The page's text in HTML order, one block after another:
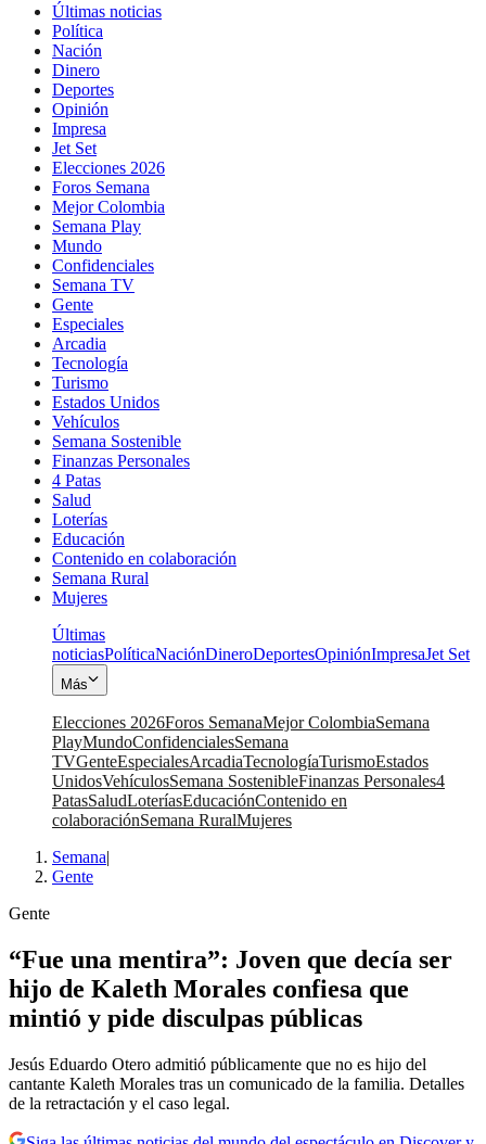
Últimas noticias
Política
Nación
Dinero
Deportes
Opinión
Impresa
Jet Set
Elecciones 2026
Foros Semana
Mejor Colombia
Semana Play
Mundo
Confidenciales
Semana TV
Gente
Especiales
Arcadia
Tecnología
Turismo
Estados Unidos
Vehículos
Semana Sostenible
Finanzas Personales
4 Patas
Salud
Loterías
Educación
Contenido en colaboración
Semana Rural
Mujeres
Últimas
noticiasPolíticaNaciónDineroDeportesOpiniónImpresaJet Set
Más
Elecciones 2026Foros SemanaMejor ColombiaSemana
PlayMundoConfidencialesSemana
TVGenteEspecialesArcadiaTecnologíaTurismoEstados
UnidosVehículosSemana SostenibleFinanzas Personales4
PatasSaludLoteríasEducaciónContenido en
colaboraciónSemana RuralMujeres
Semana|
Gente
Gente
“Fue una mentira”: Joven que decía ser
hijo de Kaleth Morales confiesa que
mintió y pide disculpas públicas
Jesús Eduardo Otero admitió públicamente que no es hijo del
cantante Kaleth Morales tras un comunicado de la familia. Detalles
de la retractación y el caso legal.